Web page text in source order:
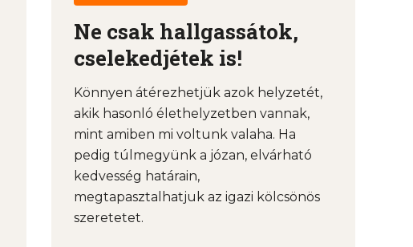
Ne csak hallgassátok,
cselekedjétek is!
Könnyen átérezhetjük azok helyzetét,
akik hasonló élethelyzetben vannak,
mint amiben mi voltunk valaha. Ha
pedig túlmegyünk a józan, elvárható
kedvesség határain,
megtapasztalhatjuk az igazi kölcsönös
szeretetet.